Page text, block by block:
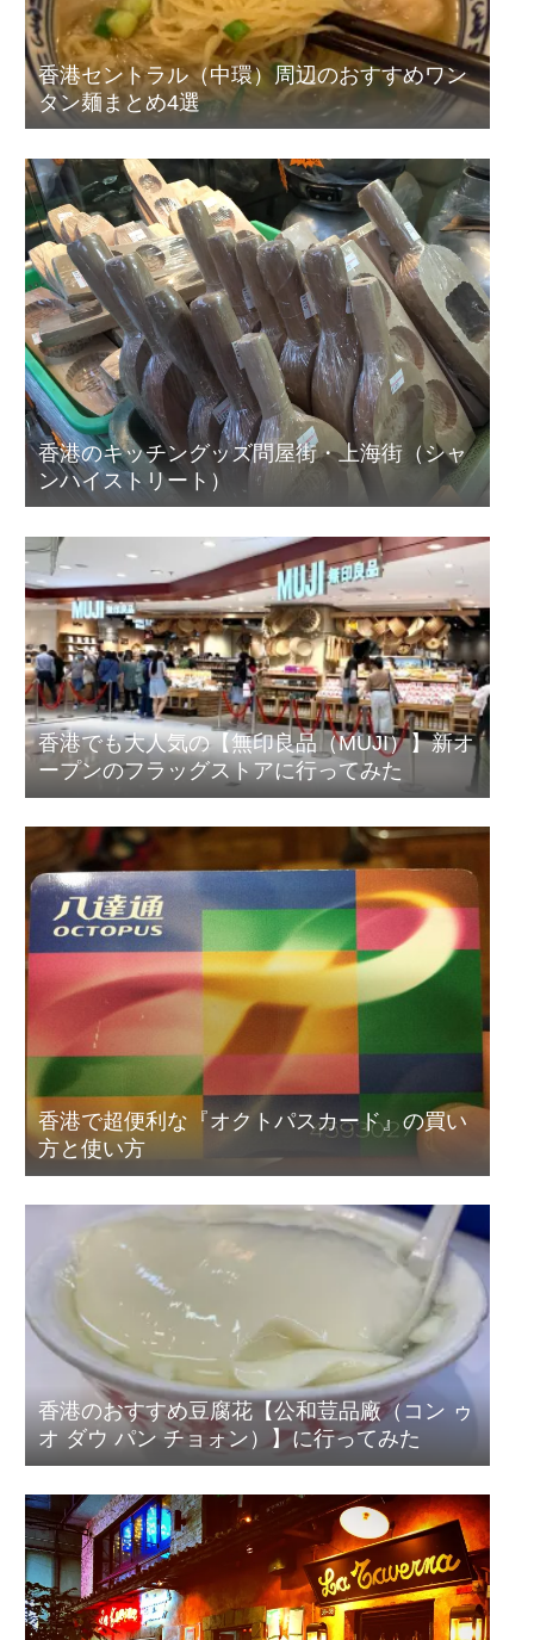
香港セントラル（中環）周辺のおすすめワン
タン麺まとめ4選
香港のキッチングッズ問屋街・上海街（シャ
ンハイストリート）
香港でも大人気の【無印良品（MUJI）】新オ
ープンのフラッグストアに行ってみた
香港で超便利な『オクトパスカード』の買い
方と使い方
香港のおすすめ豆腐花【公和荳品廠（コン ゥ
オ ダウ パン チョォン）】に行ってみた